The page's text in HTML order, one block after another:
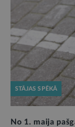
STĀJAS SPĒKĀ
No 1. maija